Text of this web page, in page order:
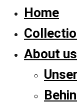
Home
About us